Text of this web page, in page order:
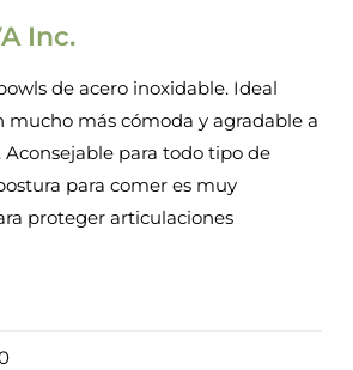
Inc.
de acero inoxidable. Ideal
mucho más cómoda y agradable a
Aconsejable para todo tipo de
para comer es muy
proteger articulaciones